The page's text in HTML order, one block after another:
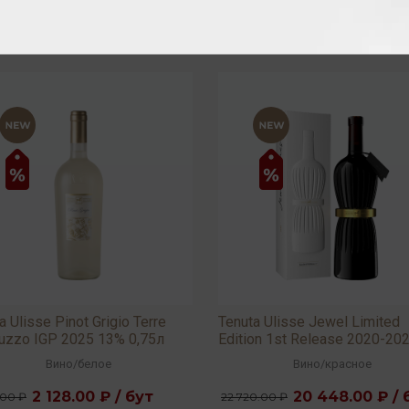
Ulisse Pinot Grigio Terre
IGP 2025 13% 0,75л
Вино/белое
₽ 2 128.00 ₽ / бут
Tenuta Ulisse Jewel Limited
Edition 1st Release 2020-
2022 15,5% 0,75л
Вино/красное
22 720.00 ₽ 20 448.00 ₽ /